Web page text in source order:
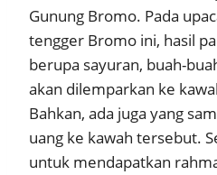
Gunung Bromo. Pada
tengger Bromo ini, hasil
berupa sayuran, buah-
akan dilemparkan ke
Bahkan, ada juga yang
uang ke kawah tersebut.
untuk mendapatkan